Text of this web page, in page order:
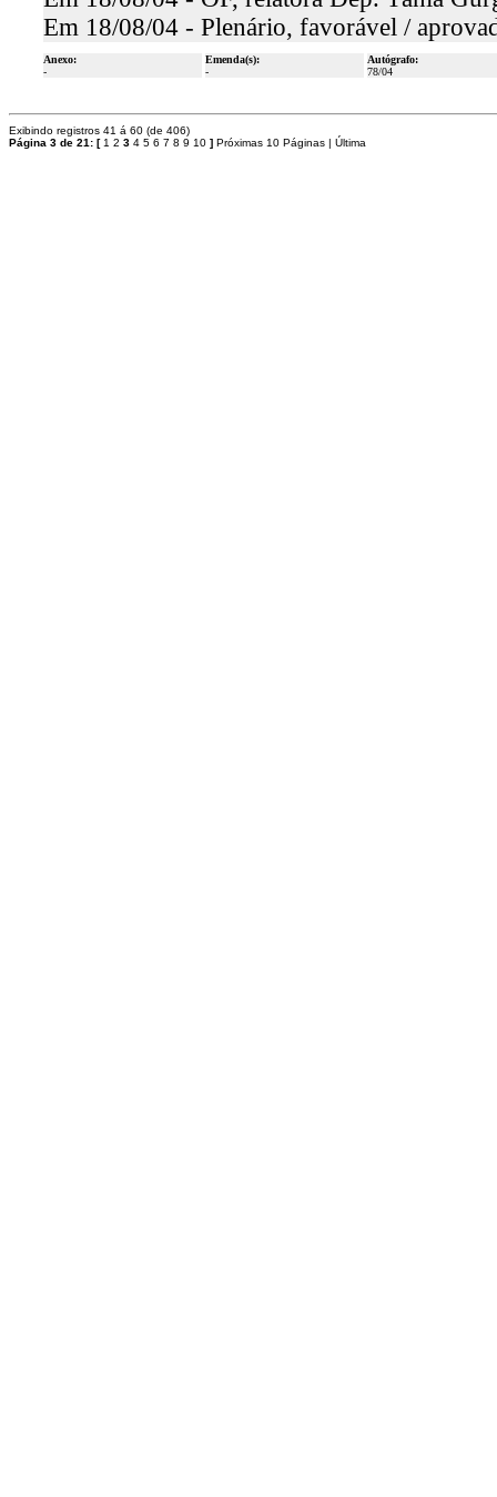
Em 18/08/04 - Plenário, favorável /
Anexo:
-
Emenda(s):
-
Autógrafo:
78/04
Exibindo registros 41 á 60 (de 406)
Página 3 de 21: [ 1 2 3 4 5 6 7 8 9 10 ] Próximas 10 Páginas | Última